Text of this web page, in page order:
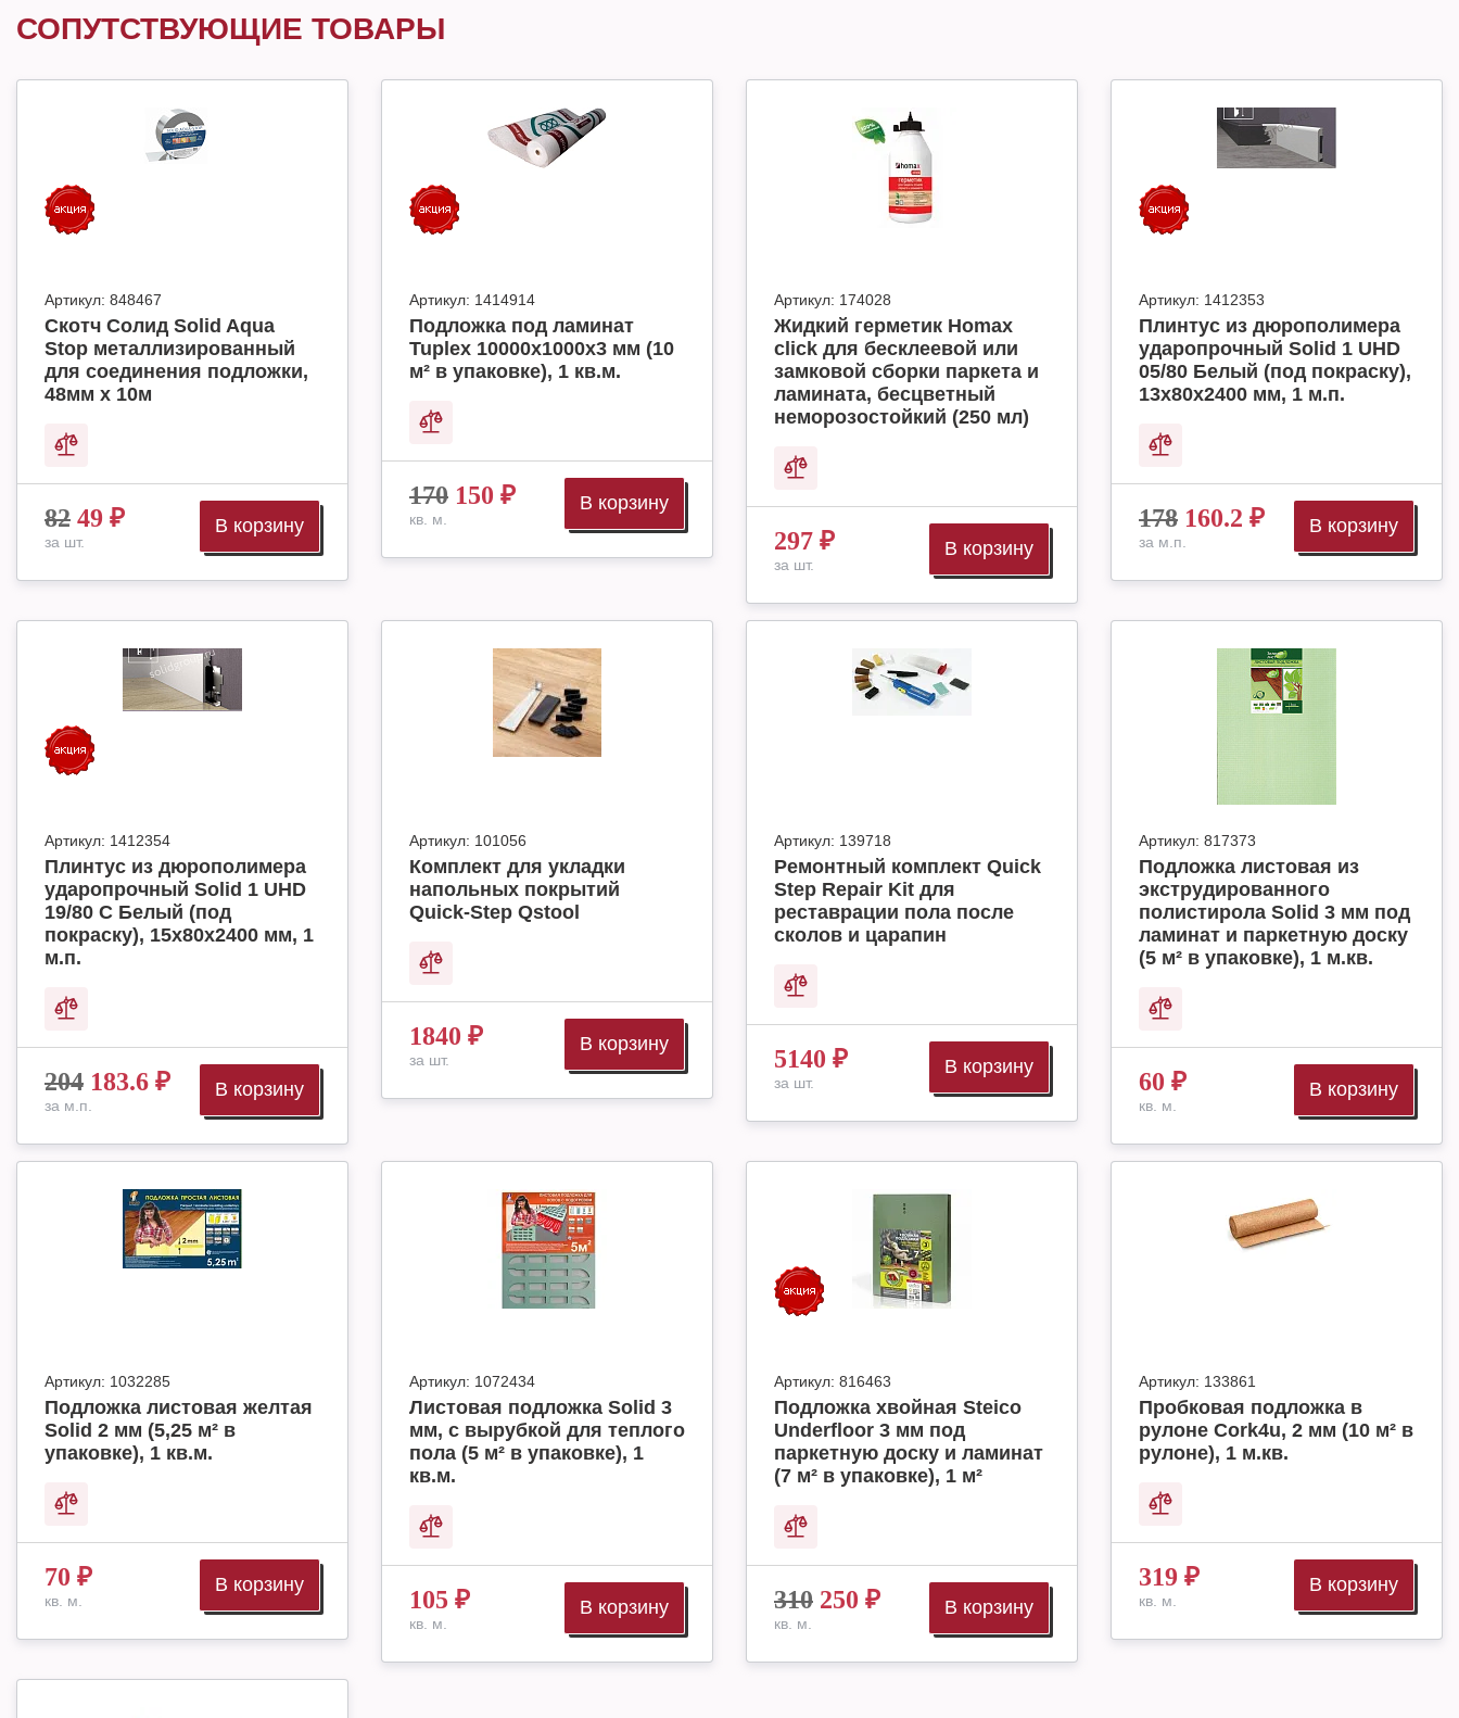
СОПУТСТВУЮЩИЕ ТОВАРЫ
Артикул: 848467
Скотч Солид Solid Aqua
Stop металлизированный
для соединения подложки,
48мм х 10м
82 49 ₽
за шт.
В корзину
Артикул: 1414914
Подложка под ламинат
Tuplex 10000x1000x3 мм (10
м² в упаковке), 1 кв.м.
170 150 ₽
кв. м.
В корзину
Артикул: 174028
Жидкий герметик Homax
click для бесклеевой или
замковой сборки паркета и
ламината, бесцветный
неморозостойкий (250 мл)
297 ₽
за шт.
В корзину
Артикул: 1412353
Плинтус из дюрополимера
ударопрочный Solid 1 UHD
05/80 Белый (под покраску),
13х80х2400 мм, 1 м.п.
178 160.2 ₽
за м.п.
В корзину
Артикул: 1412354
Плинтус из дюрополимера
ударопрочный Solid 1 UHD
19/80 C Белый (под
покраску), 15х80х2400 мм, 1
м.п.
204 183.6 ₽
за м.п.
В корзину
Артикул: 101056
Комплект для укладки
напольных покрытий
Quick-Step Qstool
1840 ₽
за шт.
В корзину
Артикул: 139718
Ремонтный комплект Quick
Step Repair Kit для
реставрации пола после
сколов и царапин
5140 ₽
за шт.
В корзину
Артикул: 817373
Подложка листовая из
экструдированного
полистирола Solid 3 мм под
ламинат и паркетную доску
(5 м² в упаковке), 1 м.кв.
60 ₽
кв. м.
В корзину
Артикул: 1032285
Подложка листовая желтая
Solid 2 мм (5,25 м² в
упаковке), 1 кв.м.
70 ₽
кв. м.
В корзину
Артикул: 1072434
Листовая подложка Solid 3
мм, с вырубкой для теплого
пола (5 м² в упаковке), 1
кв.м.
105 ₽
кв. м.
В корзину
Артикул: 816463
Подложка хвойная Steico
Underfloor 3 мм под
паркетную доску и ламинат
(7 м² в упаковке), 1 м²
310 250 ₽
кв. м.
В корзину
Артикул: 133861
Пробковая подложка в
рулоне Cork4u, 2 мм (10 м² в
рулоне), 1 м.кв.
319 ₽
кв. м.
В корзину